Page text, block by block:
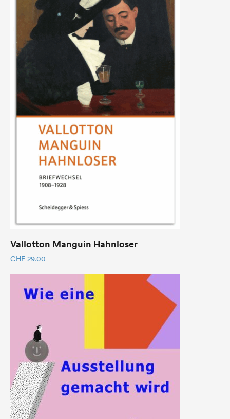
Vallotton Manguin Hahnloser
CHF 29.00